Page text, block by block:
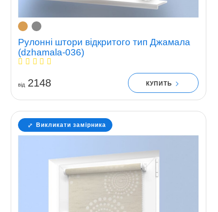
Рулонні штори відкритого тип Джамала
(dzhamala-036)
вiд2148 КУПИТЬ
Викликати замірника